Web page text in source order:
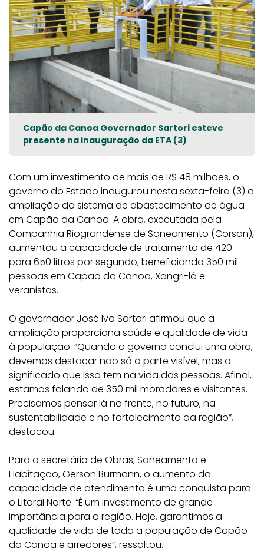
Capão da Canoa Governador Sartori esteve
presente na inauguração da ETA (3)
Com um investimento de mais de R$ 48 milhões, o
governo do Estado inaugurou nesta sexta-feira (3) a
ampliação do sistema de abastecimento de água
em Capão da Canoa. A obra, executada pela
Companhia Riograndense de Saneamento (Corsan),
aumentou a capacidade de tratamento de 420
para 650 litros por segundo, beneficiando 350 mil
pessoas em Capão da Canoa, Xangri-lá e
veranistas.
O governador José Ivo Sartori afirmou que a
ampliação proporciona saúde e qualidade de vida
à população. “Quando o governo conclui uma obra,
devemos destacar não só a parte visível, mas o
significado que isso tem na vida das pessoas. Afinal,
estamos falando de 350 mil moradores e visitantes.
Precisamos pensar lá na frente, no futuro, na
sustentabilidade e no fortalecimento da região”,
destacou.
Para o secretário de Obras, Saneamento e
Habitação, Gerson Burmann, o aumento da
capacidade de atendimento é uma conquista para
o Litoral Norte. “É um investimento de grande
importância para a região. Hoje, garantimos a
qualidade de vida de toda a população de Capão
da Canoa e arredores”, ressaltou.